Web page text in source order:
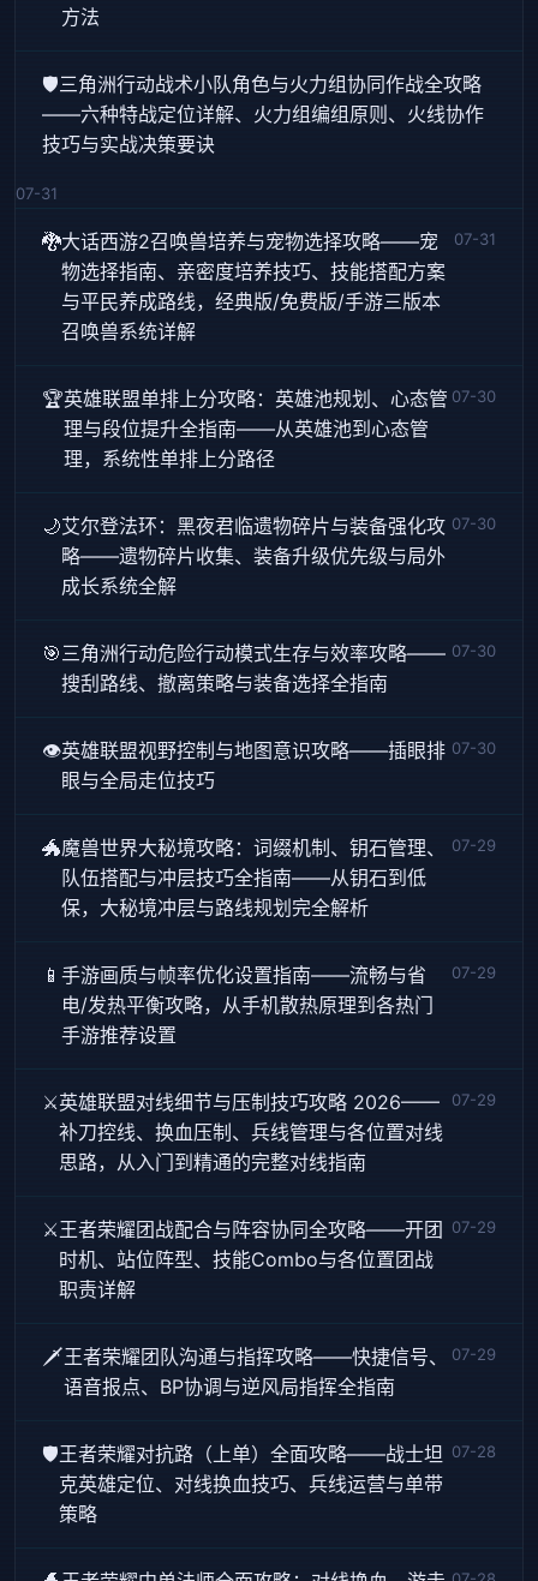
方法
🛡️三角洲行动战术小队角色与火力组协同作战全攻略
——六种特战定位详解、火力组编组原则、火线协作
技巧与实战决策要诀
07-31
🐉大话西游2召唤兽培养与宠物选择攻略——宠
物选择指南、亲密度培养技巧、技能搭配方案
与平民养成路线，经典版/免费版/手游三版本
召唤兽系统详解
07-31
🏆英雄联盟单排上分攻略：英雄池规划、心态管
理与段位提升全指南——从英雄池到心态管
理，系统性单排上分路径
07-30
🌙艾尔登法环：黑夜君临遗物碎片与装备强化攻
略——遗物碎片收集、装备升级优先级与局外
成长系统全解
07-30
🎯三角洲行动危险行动模式生存与效率攻略——
搜刮路线、撤离策略与装备选择全指南
07-30
👁️英雄联盟视野控制与地图意识攻略——插眼排
眼与全局走位技巧
07-30
🐲魔兽世界大秘境攻略：词缀机制、钥石管理、
队伍搭配与冲层技巧全指南——从钥石到低
保，大秘境冲层与路线规划完全解析
07-29
📱 手游画质与帧率优化设置指南——流畅与省
电/发热平衡攻略，从手机散热原理到各热门
手游推荐设置
07-29
⚔️英雄联盟对线细节与压制技巧攻略 2026——
补刀控线、换血压制、兵线管理与各位置对线
思路，从入门到精通的完整对线指南
07-29
⚔️王者荣耀团战配合与阵容协同全攻略——开团
时机、站位阵型、技能Combo与各位置团战
职责详解
07-29
🗡️王者荣耀团队沟通与指挥攻略——快捷信号、
语音报点、BP协调与逆风局指挥全指南
07-29
🛡️王者荣耀对抗路（上单）全面攻略——战士坦
克英雄定位、对线换血技巧、兵线运营与单带
策略
07-28